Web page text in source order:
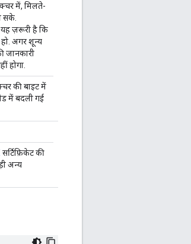
में, मिलते-
सके.
यह ज़रूरी है कि
अगर शून्य
जानकारी
होगा.
की बाइट में
में बदली गई
सर्टिफ़िकेट की
अन्य